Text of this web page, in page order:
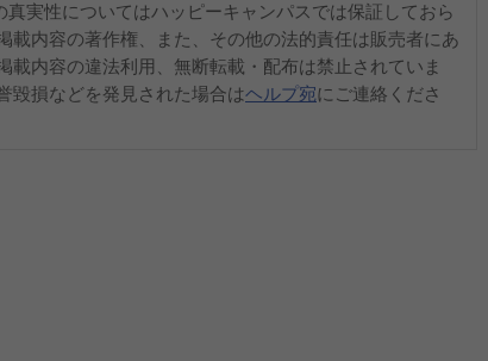
真実性についてはハッピーキャンパスでは保証しておら
載内容の著作権、また、その他の法的責任は販売者にあ
載内容の違法利用、無断転載・配布は禁止されていま
毀損などを発見された場合はヘルプ宛にご連絡くださ